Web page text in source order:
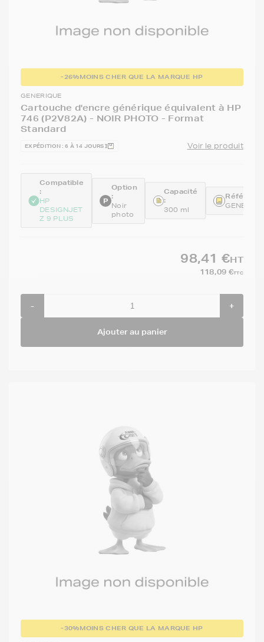
-26%MOINS CHER QUE LA MARQUE HP
GENERIQUE
Cartouche d'encre générique équivalent à HP
746 (P2V82A) - NOIR PHOTO - Format
Standard
EXPÉDITION : 6 À 14 JOURS Voir le produit
Compatible
:
HP
DESIGNJET
Z 9 PLUS
Option
:
Noir
photo
Capacité
:
300 ml
98,41 €HT
118,09 €TTC
- +
Ajouter au panier
-30%MOINS CHER QUE LA MARQUE HP